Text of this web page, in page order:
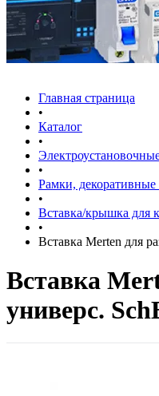
Главная страница
•
Каталог
•
•
Рамки,
•
Вставка/крышка для
•
Вставка Merten для
Вставка
универс.